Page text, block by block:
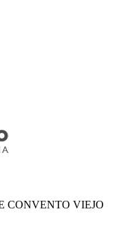
CONVENTO VIEJO